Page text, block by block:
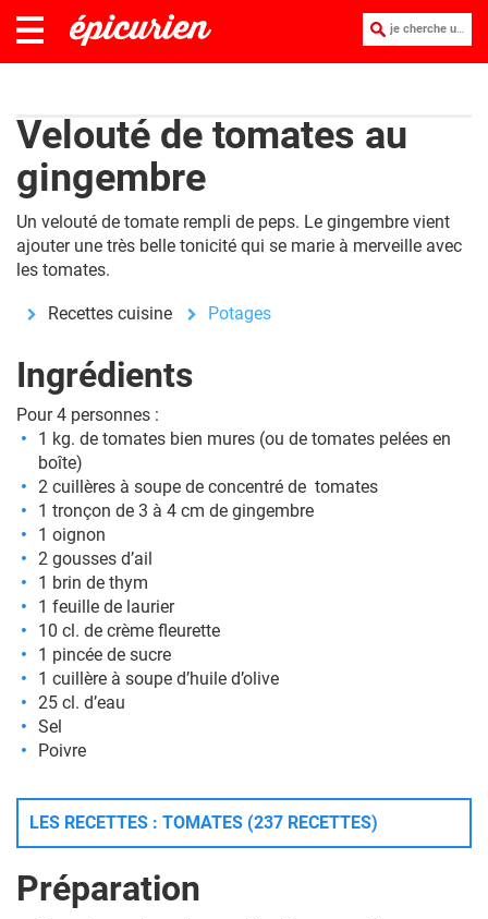
je cherche une recette :
Velouté de tomates au
gingembre
Un velouté de tomate rempli de peps. Le gingembre vient
ajouter une très belle tonicité qui se marie à merveille avec
les tomates.
Recettes cuisine Potages
Ingrédients
Pour 4 personnes :
1 kg. de tomates bien mures (ou de tomates pelées en
boîte)
2 cuillères à soupe de concentré de tomates
1 tronçon de 3 à 4 cm de gingembre
1 oignon
2 gousses d’ail
1 brin de thym
1 feuille de laurier
10 cl. de crème fleurette
1 pincée de sucre
1 cuillère à soupe d’huile d’olive
25 cl. d’eau
Sel
Poivre
LES RECETTES : TOMATES (237 RECETTES)
Préparation